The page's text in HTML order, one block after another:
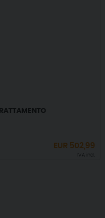
EUR 502,99
IVA incl.